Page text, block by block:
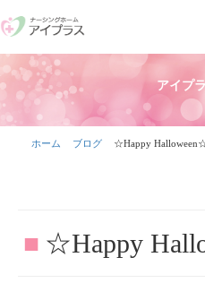
アイプ
ホーム ブログ ☆Happy
■ ☆Happy